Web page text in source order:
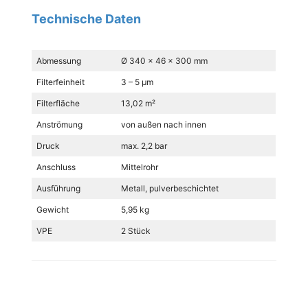
Technische Daten
Abmessung Ø 340 x 46 x 300 mm
Filterfeinheit 3 – 5 µm
Filterfläche 13,02 m²
Anströmung von außen nach innen
Druck max. 2,2 bar
Anschluss Mittelrohr
Ausführung Metall, pulverbeschichtet
Gewicht 5,95 kg
VPE 2 Stück